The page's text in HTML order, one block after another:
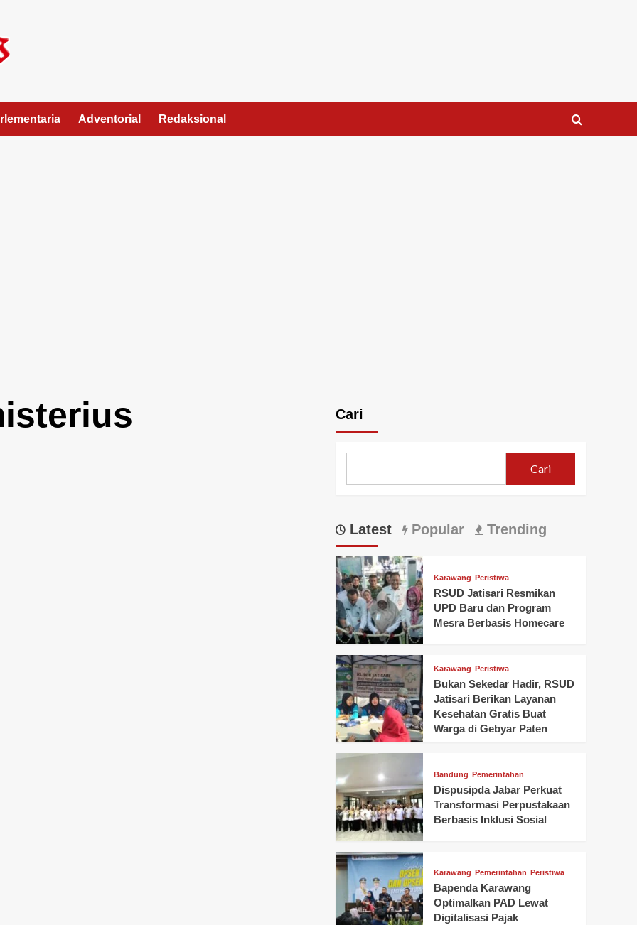
Adventorial Redaksional
Cari
Cari
Latest Popular Trending
Karawang Peristiwa
RSUD Jatisari Resmikan
UPD Baru dan Program
Mesra Berbasis Homecare
Karawang Peristiwa
Bukan Sekedar Hadir, RSUD
Jatisari Berikan Layanan
Kesehatan Gratis Buat
Warga di Gebyar Paten
Bandung Pemerintahan
Dispusipda Jabar Perkuat
Transformasi Perpustakaan
Berbasis Inklusi Sosial
Karawang Pemerintahan Peristiwa
Bapenda Karawang
Optimalkan PAD Lewat
Digitalisasi Pajak